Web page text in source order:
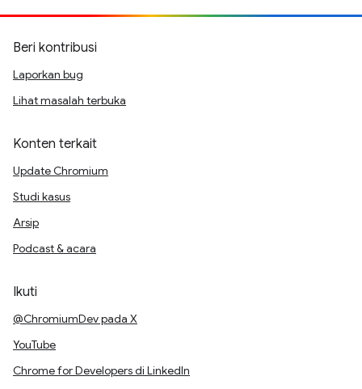
Beri kontribusi
Laporkan bug
Lihat masalah terbuka
Konten terkait
Update Chromium
Studi kasus
Arsip
Podcast & acara
Ikuti
@ChromiumDev pada X
YouTube
Chrome for Developers di LinkedIn